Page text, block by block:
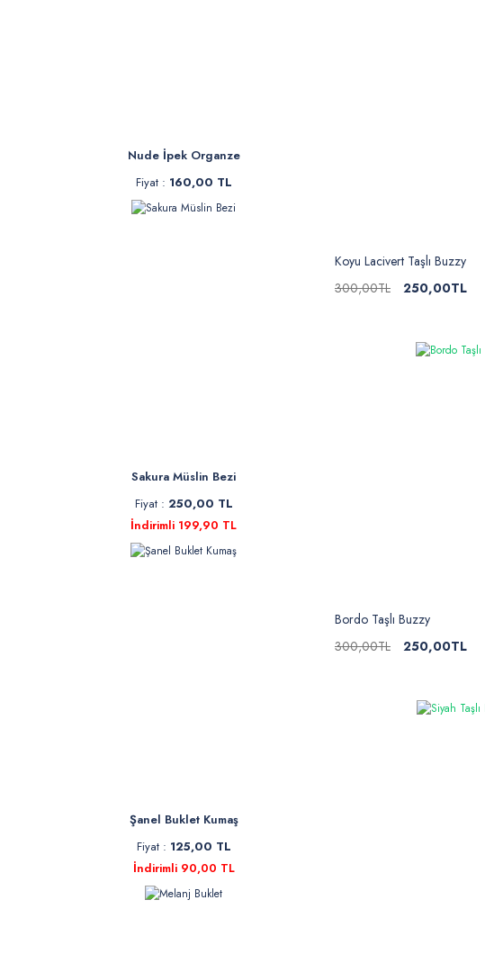
Nude İpek Organze
Fiyat : 160,00 TL
Sakura Müslin Bezi
Fiyat : 250,00 TL
İndirimli 199,90 TL
Şanel Buklet Kumaş
Fiyat : 125,00 TL
İndirimli 90,00 TL
Koyu Lacivert Taşlı Buzzy
300,00TL
250,00TL
Bordo Taşlı Buzzy
300,00TL
250,00TL